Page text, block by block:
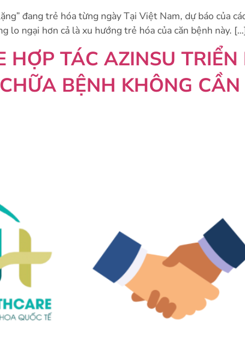
đang trẻ hóa từng ngày Tại Việt Nam, dự báo của
lo ngại hơn cả là xu hướng trẻ hóa của căn bệnh này.
HỢP TÁC AZINSU
BỆNH KHÔNG